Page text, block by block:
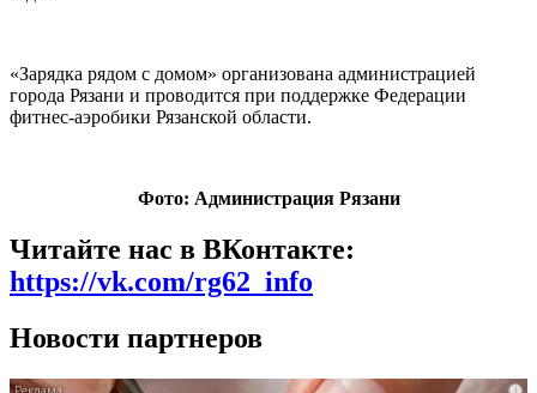
«Зарядка рядом с домом» организована администрацией
города Рязани и проводится при поддержке Федерации
фитнес-аэробики Рязанской области.
Фото: Администрация Рязани
Читайте нас в ВКонтакте:
https://vk.com/rg62_info
Новости партнеров